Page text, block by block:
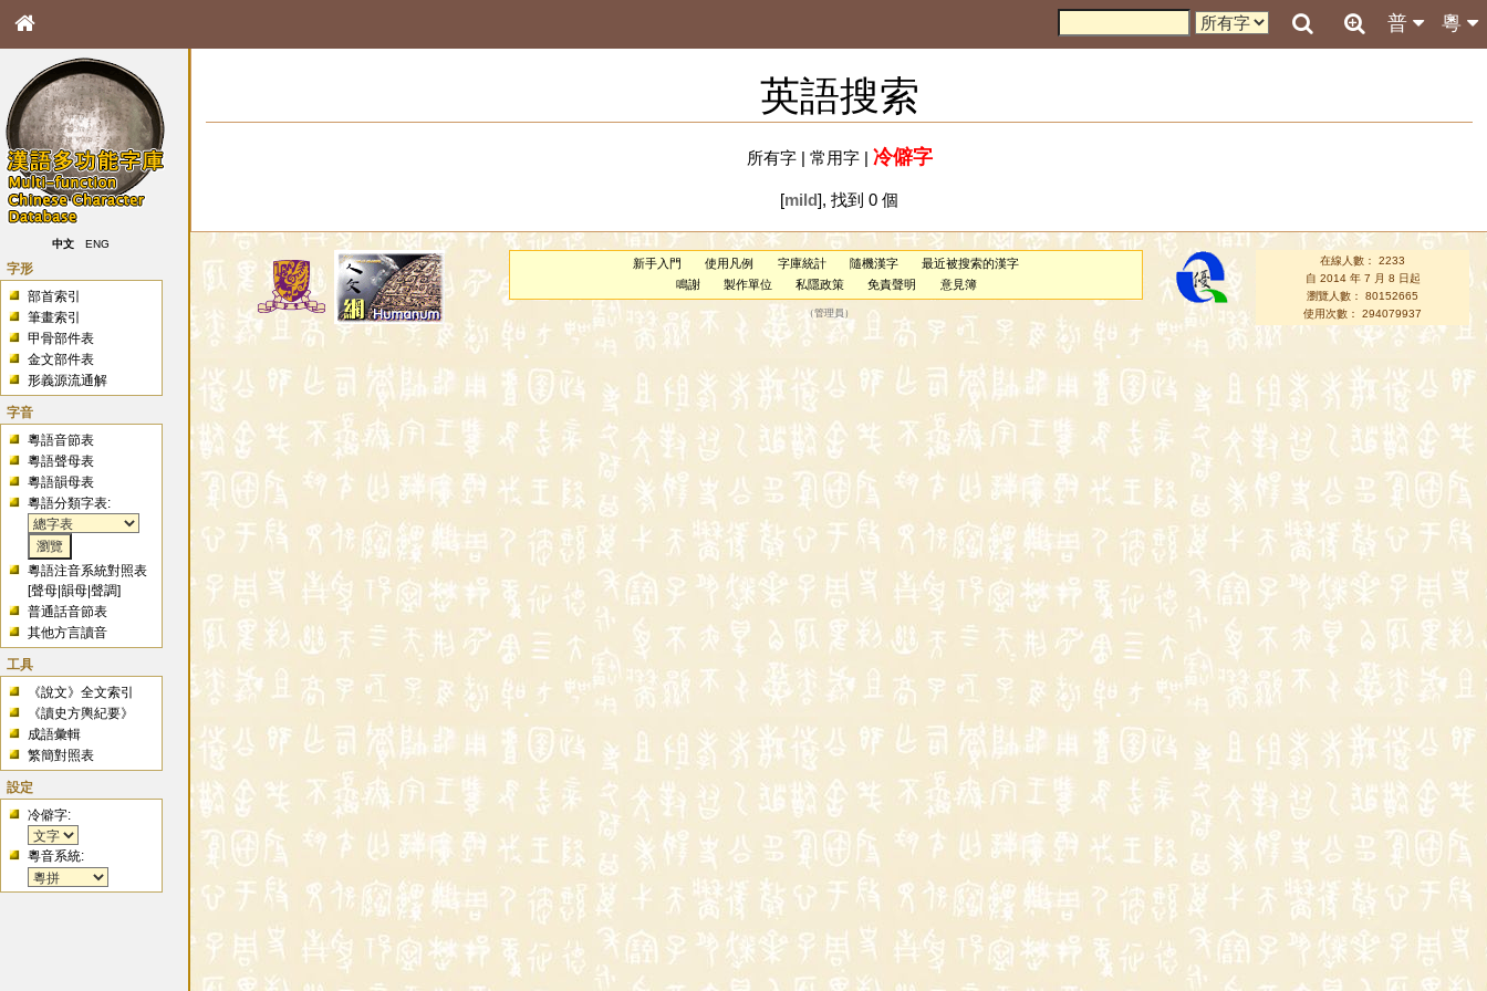
粵
普
中文 ENG
字形
部首索引
筆畫索引
甲骨部件表
金文部件表
形義源流通解
字音
粵語音節表
粵語聲母表
粵語韻母表
粵語分類字表:
粵語注音系統對照表
[聲母 |韻母 |聲調]
普通話音節表
其他方言讀音
工具
《說文》全文索引
《讀史方輿紀要》
成語彙輯
繁簡對照表
設定
冷僻字:
粵音系統:
英語搜索
所有字| 常用字| 冷僻字
[mild], 找到 0 個
新手入門 使用凡例 字庫統計 隨機漢字
最近被搜索的漢字
鳴謝
製作單位 私隱政策 免責聲明 意見簿
（管理員 ）
在線人數： 2233
自 2014 年 7 月 8 日起
瀏覽人數： 80152665
使用次數： 294079937